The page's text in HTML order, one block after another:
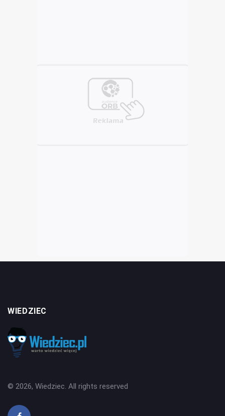
WIEDZIEC
© 2026, Wiedziec. All rights reserved